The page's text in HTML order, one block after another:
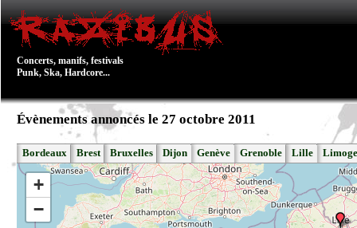
Concerts, manifs, festivals
Punk, Ska, Hardcore...
Évènements annoncés le 27 octobre 2011
Bordeaux Brest Bruxelles Dijon Genève Grenoble Lille
+
−